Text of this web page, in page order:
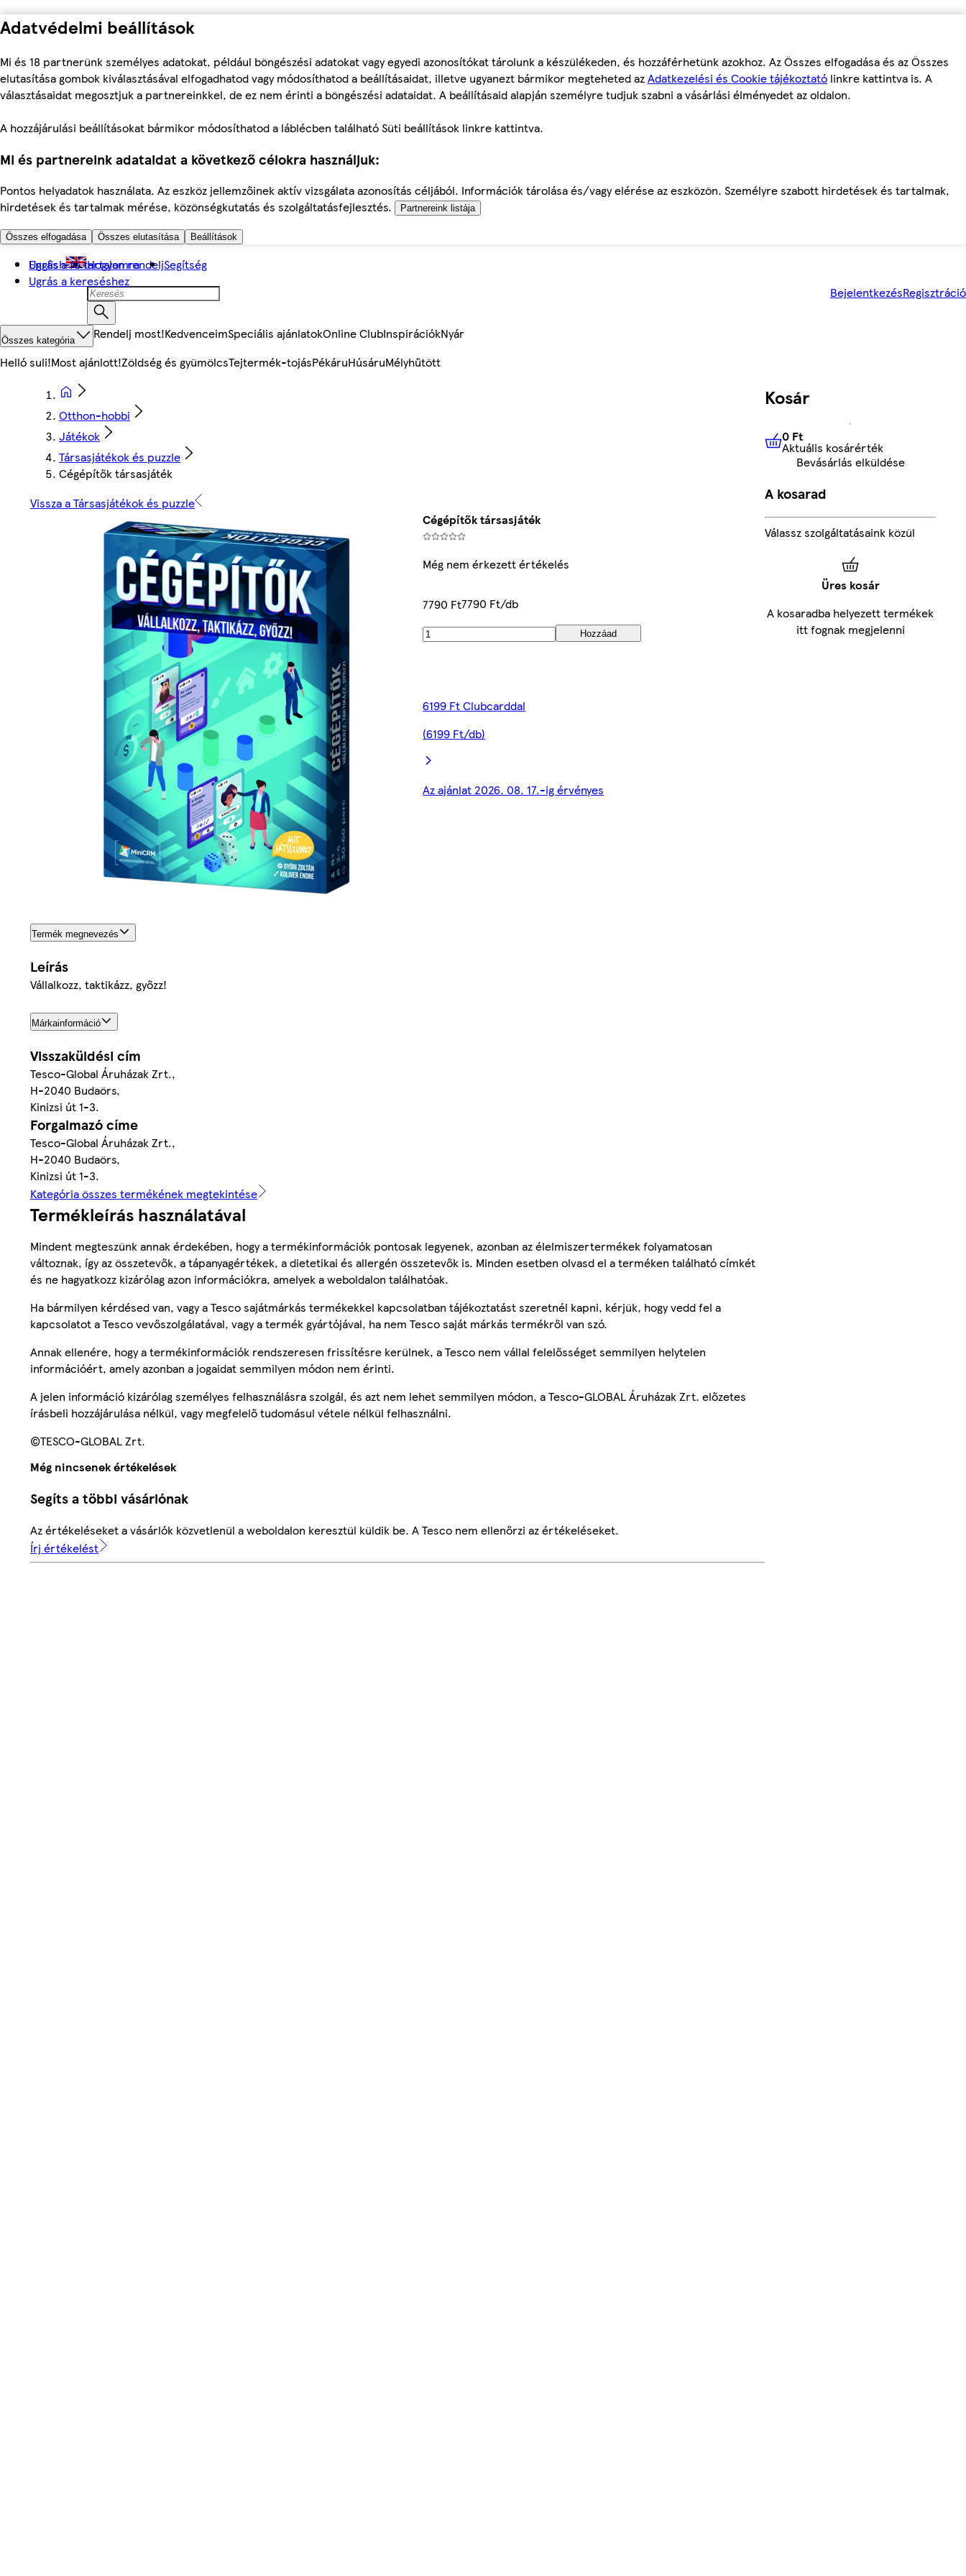
Adatvédelmi beállítások
Mi és 18 partnerünk személyes adatokat, például böngészési adatokat vagy egyedi azonosítókat tárolunk a készülékeden, és hozzáférhetünk azokhoz. Az Összes elfogadása és az Összes
elutasítása gombok kiválasztásával elfogadhatod vagy módosíthatod a beállításaidat, illetve ugyanezt bármikor megteheted azAdatkezelési és Cookie tájékoztató linkre kattintva is. A
választásaidat megosztjuk a partnereinkkel, de ez nem érinti a böngészési adataidat. A beállításaid alapján személyre tudjuk szabni a vásárlási élményedet az oldalon.
A hozzájárulási beállításokat bármikor módosíthatod a láblécben található Süti beállítások linkre kattintva.
Mi és partnereink adataidat a következő célokra használjuk:
Pontos helyadatok használata. Az eszköz jellemzőinek aktív vizsgálata azonosítás céljából. Információk tárolása és/vagy elérése az eszközön. Személyre szabott hirdetések és tartalmak,
hirdetések és tartalmak mérése, közönségkutatás és szolgáltatásfejlesztés.
Partnereink listája
Összes elfogadása Összes elutasítása Beállítások
Ugrás a fő tartalomra
Ugrás a kereséshez
English Hogyan rendeljSegítség
BejelentkezésRegisztráció
Összes kategória Rendelj most!KedvenceimSpeciális ajánlatokOnline ClubInspirációkNyár
Helló suli!Most ajánlott!Zöldség és gyümölcsTejtermék-tojásPékáruHúsáruMélyhűtött
Otthon-hobbi
Játékok
Társasjátékok és puzzle
Cégépítők társasjáték
Vissza a Társasjátékok és puzzle
Cégépítők társasjáték
Még nem érkezett értékelés
7790 Ft7790 Ft/db
Hozzáad
6199 Ft Clubcarddal
(6199 Ft/db)
Az ajánlat 2026. 08. 17.-ig érvényes
Termék megnevezés
Leírás
Vállalkozz, taktikázz, győzz!
Márkainformáció
Visszaküldési cím
Tesco-Global Áruházak Zrt.,
H-2040 Budaörs,
Kinizsi út 1-3.
Forgalmazó címe
Tesco-Global Áruházak Zrt.,
H-2040 Budaörs,
Kinizsi út 1-3.
Kategória összes termékének megtekintése
Termékleírás használatával
Mindent megteszünk annak érdekében, hogy a termékinformációk pontosak legyenek, azonban az élelmiszertermékek folyamatosan
változnak, így az összetevők, a tápanyagértékek, a dietetikai és allergén összetevők is. Minden esetben olvasd el a terméken található címkét
és ne hagyatkozz kizárólag azon információkra, amelyek a weboldalon találhatóak.
Ha bármilyen kérdésed van, vagy a Tesco sajátmárkás termékekkel kapcsolatban tájékoztatást szeretnél kapni, kérjük, hogy vedd fel a
kapcsolatot a Tesco vevőszolgálatával, vagy a termék gyártójával, ha nem Tesco saját márkás termékről van szó.
Annak ellenére, hogy a termékinformációk rendszeresen frissítésre kerülnek, a Tesco nem vállal felelősséget semmilyen helytelen
információért, amely azonban a jogaidat semmilyen módon nem érinti.
A jelen információ kizárólag személyes felhasználásra szolgál, és azt nem lehet semmilyen módon, a Tesco-GLOBAL Áruházak Zrt. előzetes
írásbeli hozzájárulása nélkül, vagy megfelelő tudomásul vétele nélkül felhasználni.
©TESCO-GLOBAL Zrt.
Még nincsenek értékelések
Segíts a többi vásárlónak
Az értékeléseket a vásárlók közvetlenül a weboldalon keresztül küldik be. A Tesco nem ellenőrzi az értékeléseket.
Írj értékelést
Kosár
0 FtAktuális kosárérték
0 Ft
Aktuális kosárérték
Bevásárlás elküldése
A kosarad
Válassz szolgáltatásaink közül
Üres kosár
A kosaradba helyezett termékek
itt fognak megjelenni